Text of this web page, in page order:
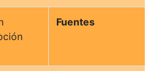
Fuentes